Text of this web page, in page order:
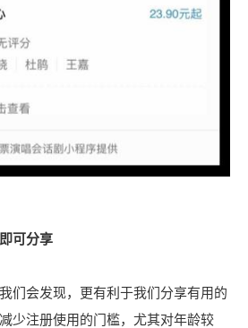
可分享
们会发现，更有利于我们分享有用的
少注册使用的门槛，尤其对年龄较